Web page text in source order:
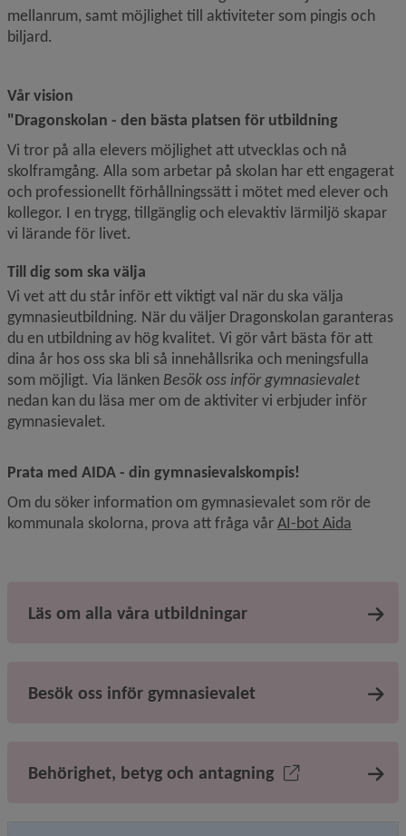
mellanrum, samt möjlighet till aktiviteter som pingis och
biljard.
Vår vision
"Dragonskolan - den bästa platsen för utbildning​
Vi tror på alla elevers möjlighet att utvecklas och nå
skolframgång. Alla som arbetar på skolan har ett engagerat
och professionellt förhållningssätt i mötet med elever och
kollegor. I en trygg, tillgänglig och elevaktiv lärmiljö skapar
vi lärande för livet.
Till dig som ska välja
Vi vet att du står inför ett viktigt val när du ska välja
gymnasieutbildning. När du väljer Dragonskolan garanteras
du en utbildning av hög kvalitet. Vi gör vårt bästa för att
dina år hos oss ska bli så innehållsrika och meningsfulla
som möjligt. Via länken Besök oss inför gymnasievalet
nedan kan du läsa mer om de aktiviter vi erbjuder inför
gymnasievalet.
Prata med AIDA - din gymnasievalskompis!
Om du söker information om gymnasievalet som rör de
kommunala skolorna, prova att fråga vår AI-bot Aida
Läs om alla våra utbildningar
Besök oss inför gymnasievalet
Behörighet, betyg och antagning